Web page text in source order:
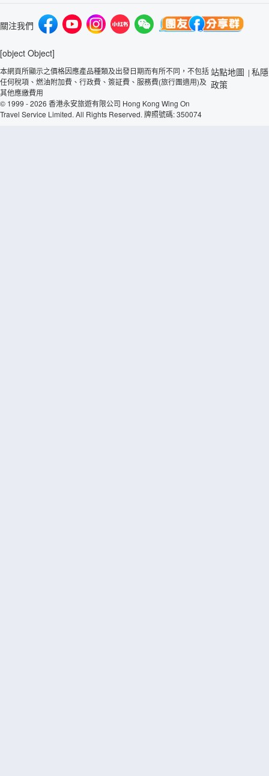
關注我們
[object Object]
本網頁所顯示之價格因應產品種類及出發日期而有所不同，不包括
任何稅項、燃油附加費、行政費、簽証費、服務費(旅行團適用)及
其他應繳費用
© 1999 - 2026 香港永安旅遊有限公司 Hong Kong Wing On
Travel Service Limited. All Rights Reserved. 牌照號碼: 350074
站點地圖 | 私隱
政策